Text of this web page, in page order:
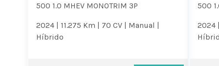
500 1.0 MHEV MONOTRIM 3P
2024 | 11.275 Km | 70 CV | Manual |
Híbrido
500
2024